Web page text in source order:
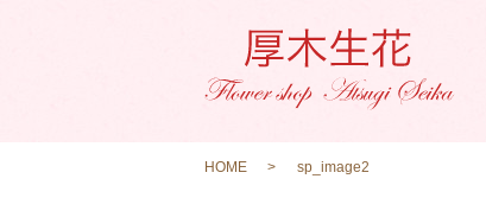
HOME sp_image2